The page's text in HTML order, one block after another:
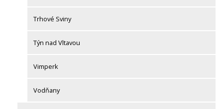
Trhové Sviny
Týn nad Vltavou
Vimperk
Vodňany